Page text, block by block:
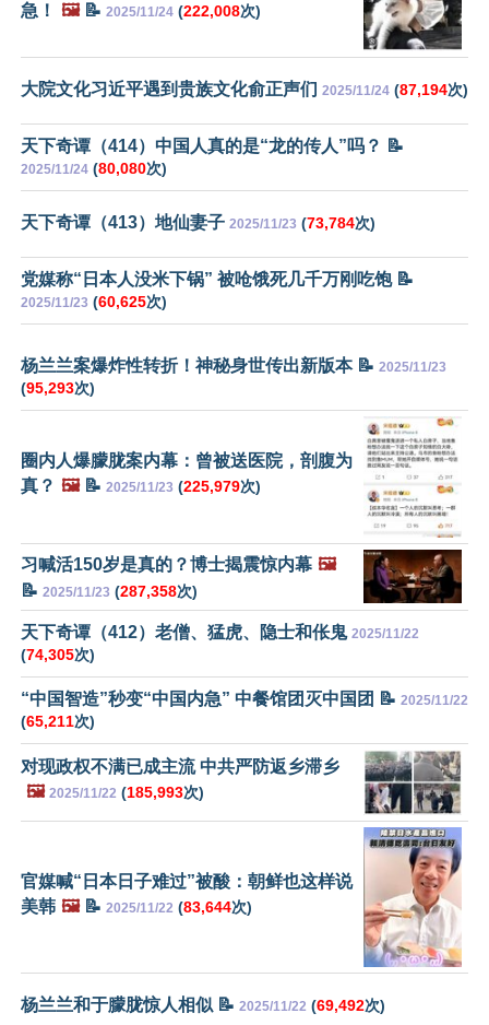
急！
🖼️📝 2025/11/24 (222,008次)
大院文化习近平遇到贵族文化俞正声们 2025/11/24 (87,194次)
天下奇谭（414）中国人真的是“龙的传人”吗？ 📝
2025/11/24 (80,080次)
天下奇谭（413）地仙妻子 2025/11/23 (73,784次)
党媒称“日本人没米下锅” 被呛饿死几千万刚吃饱 📝
2025/11/23 (60,625次)
杨兰兰案爆炸性转折！神秘身世传出新版本 📝 2025/11/23
(95,293次)
圈内人爆朦胧案内幕：曾被送医院，剖腹为
真？ 🖼️📝 2025/11/23 (225,979次)
习喊活150岁是真的？博士揭震惊内幕 🖼️
📝 2025/11/23 (287,358次)
天下奇谭（412）老僧、猛虎、隐士和伥鬼 2025/11/22
(74,305次)
“中国智造”秒变“中国内急” 中餐馆团灭中国团 📝 2025/11/22
(65,211次)
对现政权不满已成主流 中共严防返乡滞乡
🖼️ 2025/11/22 (185,993次)
官媒喊“日本日子难过”被酸：朝鲜也这样说
美韩 🖼️📝 2025/11/22 (83,644次)
杨兰兰和于朦胧惊人相似 📝 2025/11/22 (69,492次)